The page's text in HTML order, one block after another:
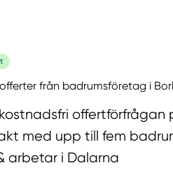
från badrumsföretag i
med upp till fem
arbetar i Dalarna